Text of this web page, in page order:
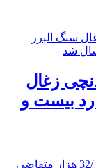
۲۰ معدنچی زغال
بیست و